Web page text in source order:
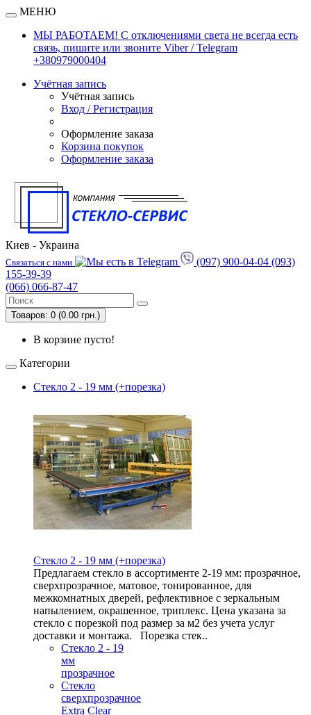
МЕНЮ
МЫ РАБОТАЕМ! С отключениями света не всегда есть
связь, пишите или звоните Viber / Telegram
+380979000404
Учётная запись
Учётная запись
Вход / Регистрация
Оформление заказа
Корзина покупок
Оформление заказа
Киев - Украина
Связаться с нами (097) 900-04-04 (093)
155-39-39
(066) 066-87-47
Товаров: 0 (0.00 грн.)
В корзине пусто!
Категории
Стекло 2 - 19 мм (+порезка)
Стекло 2 - 19 мм (+порезка)
Предлагаем стекло в ассортименте 2-19 мм: прозрачное,
сверхпрозрачное, матовое, тонированное, для
межкомнатных дверей, рефлективное с зеркальным
напылением, окрашенное, триплекс. Цена указана за
стекло с порезкой под размер за м2 без учета услуг
доставки и монтажа. Порезка стек..
Стекло 2 - 19
мм
прозрачное
Стекло
сверхпрозрачное
Extra Clear